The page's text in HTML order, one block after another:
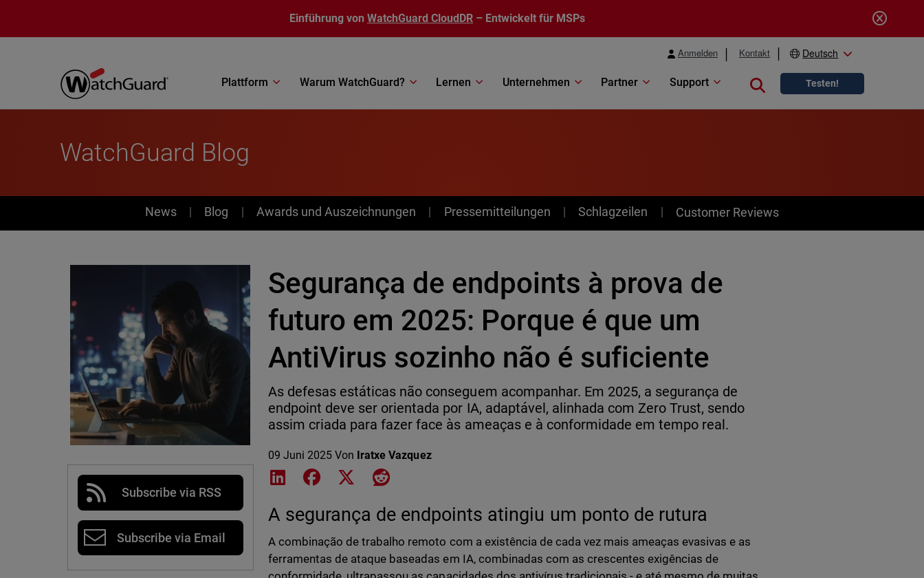
Einführung von WatchGuard CloudDR – Entwickelt für MSPs
Anmelden Kontakt Deutsch
Plattform Warum WatchGuard? Lernen Unternehmen Partner Support Close search
Testen!
WatchGuard Blog
News
News Blog Awards und Auszeichnungen Pressemitteilungen Schlagzeilen Customer Reviews
Subscribe via RSS
Subscribe via Email
Segurança de endpoints à prova de
futuro em 2025: Porque é que um
AntiVirus sozinho não é suficiente
As defesas estáticas não conseguem acompanhar. Em 2025, a segurança de
endpoint deve ser orientada por IA, adaptável, alinhada com Zero Trust, sendo
assim criada para fazer face às ameaças e à conformidade em tempo real.
09 Juni 2025 Von Iratxe Vazquez
Share on LinkedIn
Share on Facebook
Share on XShare on Reddit
A segurança de endpoints atingiu um ponto de rutura
A combinação de trabalho remoto com a existência de cada vez mais ameaças evasivas e as
ferramentas de ataque baseadas em IA, combinadas com as crescentes exigências de